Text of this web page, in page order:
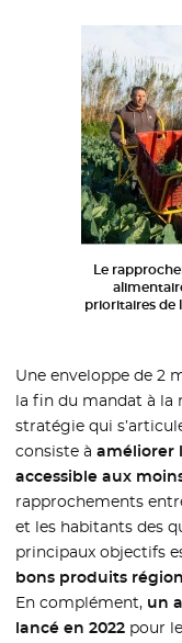
Le
prioritaires de
Une enveloppe de 2
la fin du mandat à la
stratégie qui
consiste àaméliorer
accessible aux
rapprochements
et les habitants des
principaux objectifs
bons produits
En complément, un
lancé en 2022 pour